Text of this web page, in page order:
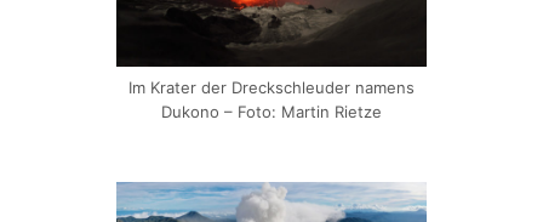
Im Krater der Dreckschleuder namens
Dukono – Foto: Martin Rietze